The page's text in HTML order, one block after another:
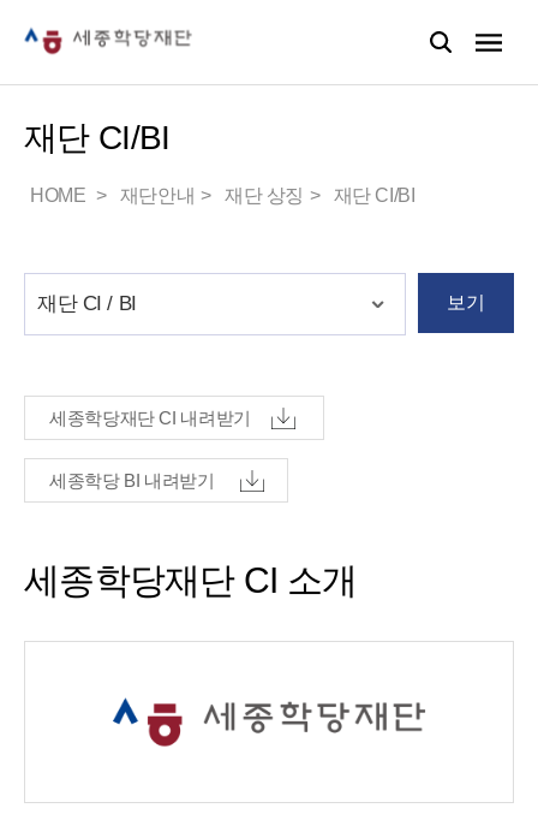
재단 CI/BI
HOME 재단안내 재단 상징 재단 CI/BI
보기
세종학당재단 CI 내려받기
세종학당 BI 내려받기
세종학당재단 CI 소개